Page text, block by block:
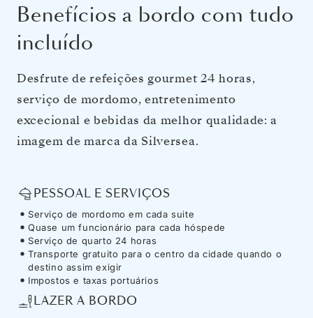
Benefícios a bordo com tudo
incluído
Desfrute de refeições gourmet 24 horas,
serviço de mordomo, entretenimento
excecional e bebidas da melhor qualidade: a
imagem de marca da Silversea.
PESSOAL E SERVIÇOS
Serviço de mordomo em cada suite
Quase um funcionário para cada hóspede
Serviço de quarto 24 horas
Transporte gratuito para o centro da cidade quando o
destino assim exigir
Impostos e taxas portuários
LAZER A BORDO